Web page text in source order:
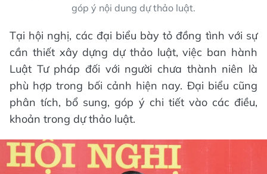
góp ý nội dung dự thảo luật.
Tại hội nghị, các đại biểu bày tỏ đồng tình với sự
cần thiết xây dựng dự thảo luật, việc ban hành
Luật Tư pháp đối với người chưa thành niên là
phù hợp trong bối cảnh hiện nay. Đại biểu cũng
phân tích, bổ sung, góp ý chi tiết vào các điều,
khoản trong dự thảo luật.